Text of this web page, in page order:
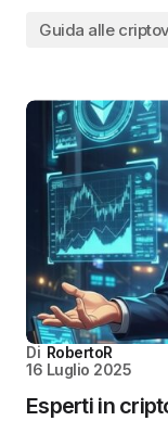
Guida alle
Di RobertoR
16 Luglio 2025
Esperti in